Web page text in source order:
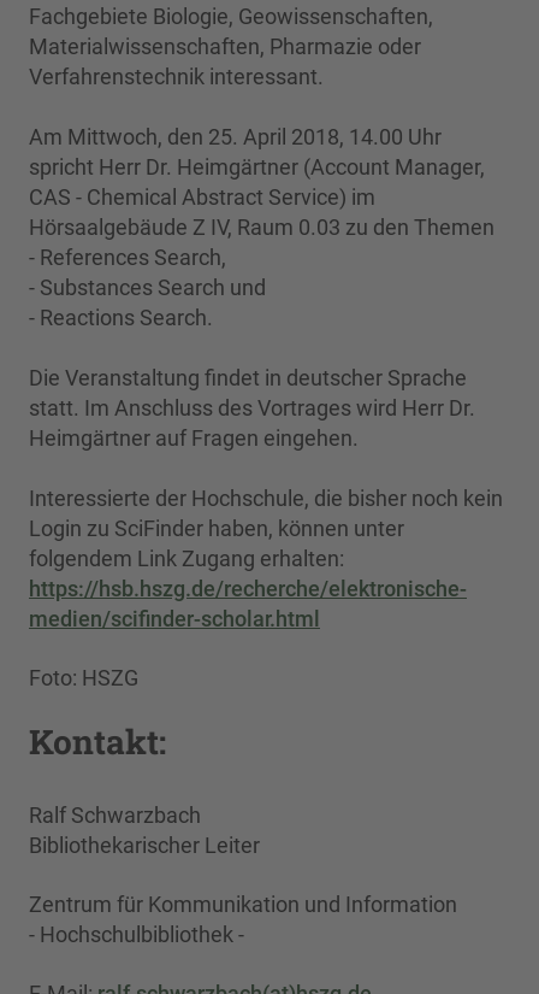
Fachgebiete Biologie, Geowissenschaften,
Materialwissenschaften, Pharmazie oder
Verfahrenstechnik interessant.
Am Mittwoch, den 25. April 2018, 14.00 Uhr
spricht Herr Dr. Heimgärtner (Account Manager,
CAS - Chemical Abstract Service) im
Hörsaalgebäude Z IV, Raum 0.03 zu den Themen
- References Search,
- Substances Search und
- Reactions Search.
Die Veranstaltung findet in deutscher Sprache
statt. Im Anschluss des Vortrages wird Herr Dr.
Heimgärtner auf Fragen eingehen.
Interessierte der Hochschule, die bisher noch kein
Login zu SciFinder haben, können unter
folgendem Link Zugang erhalten:
https://hsb.hszg.de/recherche/elektronische-
medien/scifinder-scholar.html
Foto: HSZG
Kontakt:
Ralf Schwarzbach
Bibliothekarischer Leiter
Zentrum für Kommunikation und Information
- Hochschulbibliothek -